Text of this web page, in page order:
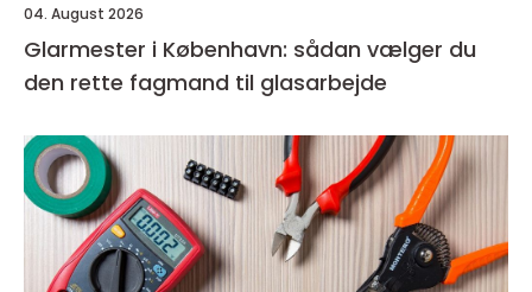
04. August 2026
Glarmester i København: sådan vælger du
den rette fagmand til glasarbejde